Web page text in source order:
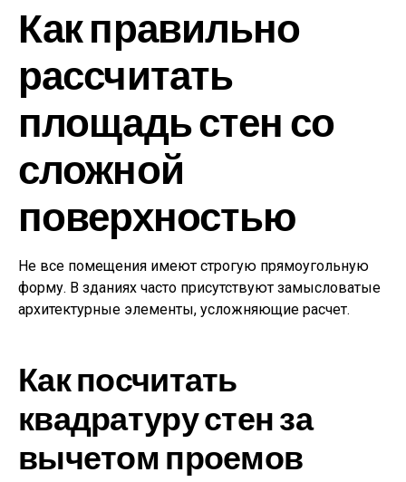
Как правильно
рассчитать
площадь стен со
сложной
поверхностью
Не все помещения имеют строгую прямоугольную
форму. В зданиях часто присутствуют замысловатые
архитектурные элементы, усложняющие расчет.
Как посчитать
квадратуру стен за
вычетом проемов